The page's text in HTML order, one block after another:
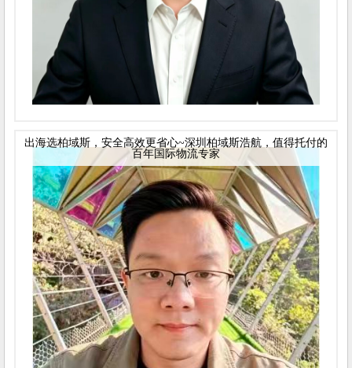
出海选柏域斯，安全高效更省心~深圳柏域斯浩航，值得托付的
百年国际物流专家